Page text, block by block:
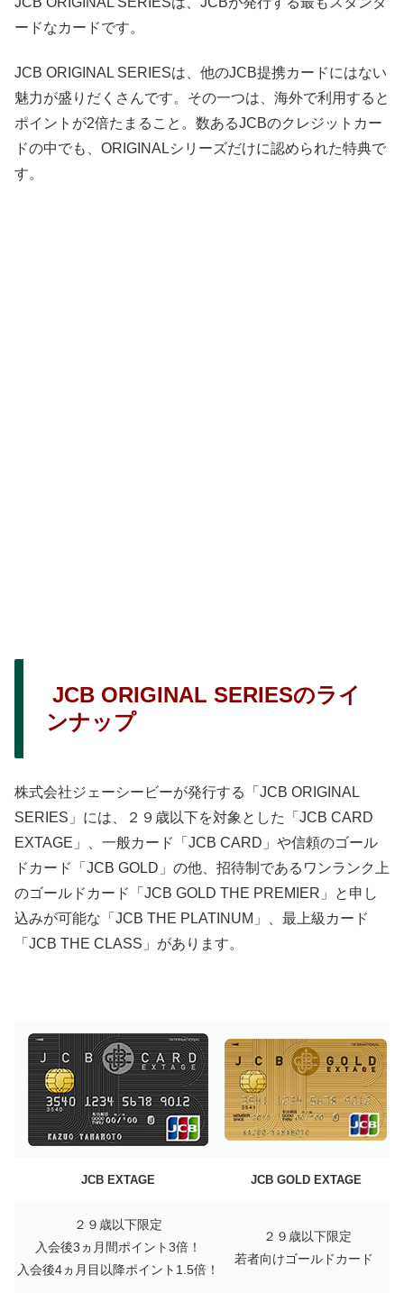
ードなカードです。
JCB ORIGINAL SERIESは、他のJCB提携カードにはない
魅力が盛りだくさんです。その一つは、海外で利用すると
ポイントが2倍たまること。数あるJCBのクレジットカー
ドの中でも、ORIGINALシリーズだけに認められた特典で
す。
JCB ORIGINAL SERIESのライ
ンナップ
株式会社ジェーシービーが発行する「JCB ORIGINAL
SERIES」には、２９歳以下を対象とした「JCB CARD
EXTAGE」、一般カード「JCB CARD」や信頼のゴール
ドカード「JCB GOLD」の他、招待制であるワンランク上
のゴールドカード「JCB GOLD THE PREMIER」と申し
込みが可能な「JCB THE PLATINUM」、最上級カード
「JCB THE CLASS」があります。
JCB EXTAGE JCB GOLD EXTAGE
２９歳以下限定
入会後3ヵ月間ポイント3倍！
入会後4ヵ月目以降ポイント1.5倍！
２９歳以下限定
若者向けゴールドカード